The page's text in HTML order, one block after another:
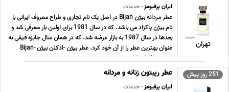
تهران
ایران پرفیومز- خدمات
عطر مردانه بیژن Bijan در اصل یک نام تجاری و طراح معروف ایرانی با
نام بیژن پاکزاد می باشد. که در سال 1981 برای اولین بار معرفی شد و
بعدها در سال 1987 به بازار عرضه شد. که در همان سال جایزه فیفی به
عنوان بهترین عطر را از آن خود کرد. عطر بیژن -ادکلن بیژن -Bijan
بیژن به خاطر طراحی و ... ...
251 روز پیش عطر رپیتون زنانه و مردانه
ایران پرفیومز- خدمات